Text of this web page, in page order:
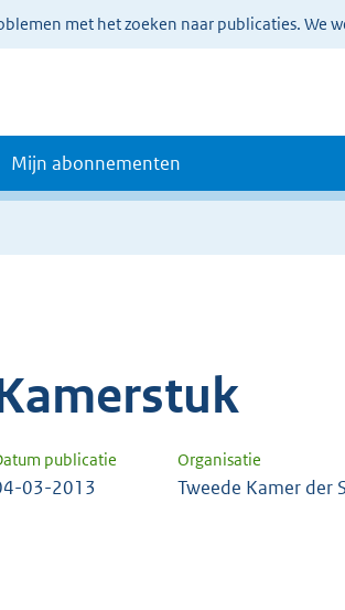
met het zoeken naar publicaties. We
Mijn abonnementen
publicatie Organisatie
03-2013 Tweede Kamer der